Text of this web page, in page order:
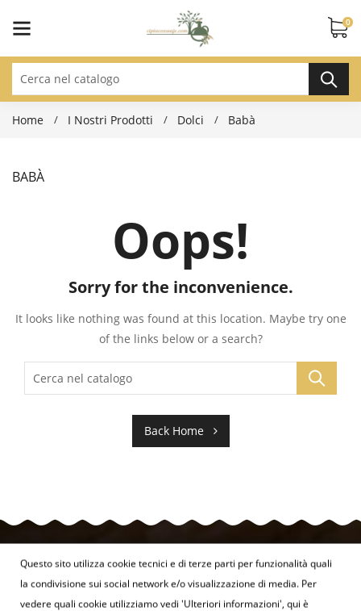
0
Home I Nostri Prodotti Dolci Babà
BABÀ
Oops!
Sorry for the inconvenience.
It looks like nothing was found at this location. Maybe try one
of the links below or a search?
Back Home
Questo sito utilizza cookie tecnici e di terze parti per funzionalità quali
la condivisione sui social network e/o visualizzazione di media. Per
vedere quali cookie utilizziamo vedi 'Ulteriori informazioni', qui è